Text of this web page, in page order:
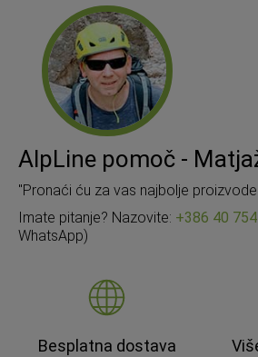
AlpLine pomoč -
"Pronaći ću za vas najbolje
Imate pitanje? Nazovite: +386 40
WhatsApp)
Besplatna dostava